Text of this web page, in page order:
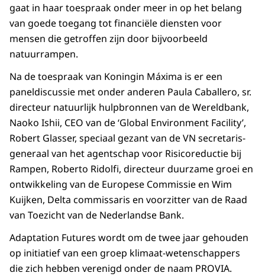
gaat in haar toespraak onder meer in op het belang
van goede toegang tot financiële diensten voor
mensen die getroffen zijn door bijvoorbeeld
natuurrampen.
Na de toespraak van Koningin Máxima is er een
paneldiscussie met onder anderen Paula Caballero, sr.
directeur natuurlijk hulpbronnen van de Wereldbank,
Naoko Ishii, CEO van de ‘Global Environment Facility’,
Robert Glasser, speciaal gezant van de VN secretaris-
generaal van het agentschap voor Risicoreductie bij
Rampen, Roberto Ridolfi, directeur duurzame groei en
ontwikkeling van de Europese Commissie en Wim
Kuijken, Delta commissaris en voorzitter van de Raad
van Toezicht van de Nederlandse Bank.
Adaptation Futures wordt om de twee jaar gehouden
op initiatief van een groep klimaat-wetenschappers
die zich hebben verenigd onder de naam PROVIA.